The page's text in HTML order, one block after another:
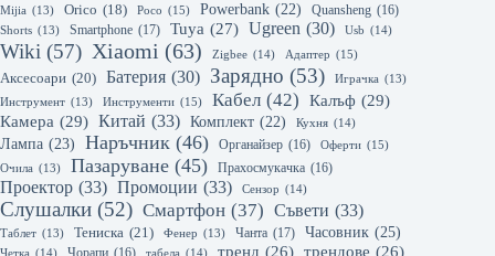
Mijia (13) Orico (18) Poco (15) Powerbank (22) Quansheng (16)
Shorts (13) Smartphone (17) Tuya (27) Ugreen (30) Usb (14)
Wiki (57) Xiaomi (63) Zigbee (14) Адаптер (15)
Аксесоари (20) Батерия (30) Зарядно (53) Играчка (13)
Инструмент (13) Инструменти (15) Кабел (42) Калъф (29)
Камера (29) Китай (33) Комплект (22) Кухня (14)
Лампа (23) Наръчник (46) Органайзер (16) Оферти (15)
Очила (13) Пазаруване (45) Прахосмукачка (16)
Проектор (33) Промоции (33) Сензор (14)
Слушалки (52) Смартфон (37) Съвети (33)
Таблет (13) Тениска (21) Фенер (13) Чанта (17) Часовник (25)
Четка (14) Чорапи (16) табела (14) тренд (26) трендове (26)